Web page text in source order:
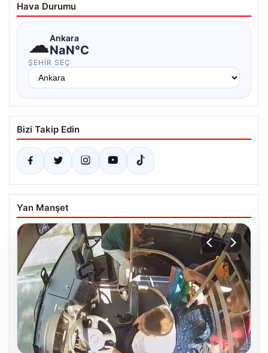
Hava Durumu
☁Ankara
NaN°C
ŞEHIR SEÇ
Bizi Takip Edin
Yan Manşet